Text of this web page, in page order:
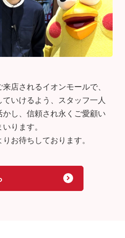
店されるイオンモールで、
いけるよう、スタッフ一人
し、信頼され永くご愛顧い
ります。
お待ちしております。